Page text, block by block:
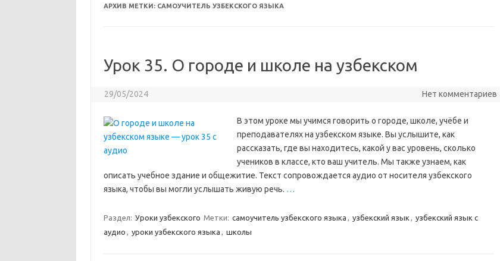
АРХИВ МЕТКИ: САМОУЧИТЕЛЬ УЗБЕКСКОГО ЯЗЫКА
Урок 35. О городе и школе на узбекском
29/05/2024 Нет комментариев
В этом уроке мы учимся говорить о городе, школе, учёбе и
преподавателях на узбекском языке. Вы услышите, как
рассказать, где вы находитесь, какой у вас уровень, сколько
учеников в классе, кто ваш учитель. Мы также узнаем, как
описать учебное здание и общежитие. Текст сопровождается аудио от носителя узбекского
языка, чтобы вы могли услышать живую речь. …
Раздел: Уроки узбекского Метки: самоучитель узбекского языка , узбекский язык , узбекский язык с
аудио , уроки узбекского языка , школы